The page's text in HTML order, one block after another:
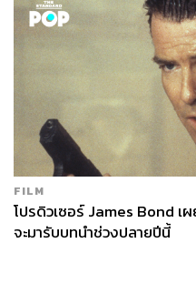
FILM
โปรดิวเซอร์ James Bond เ
จะมารับบทนำช่วงปลายปีนี้